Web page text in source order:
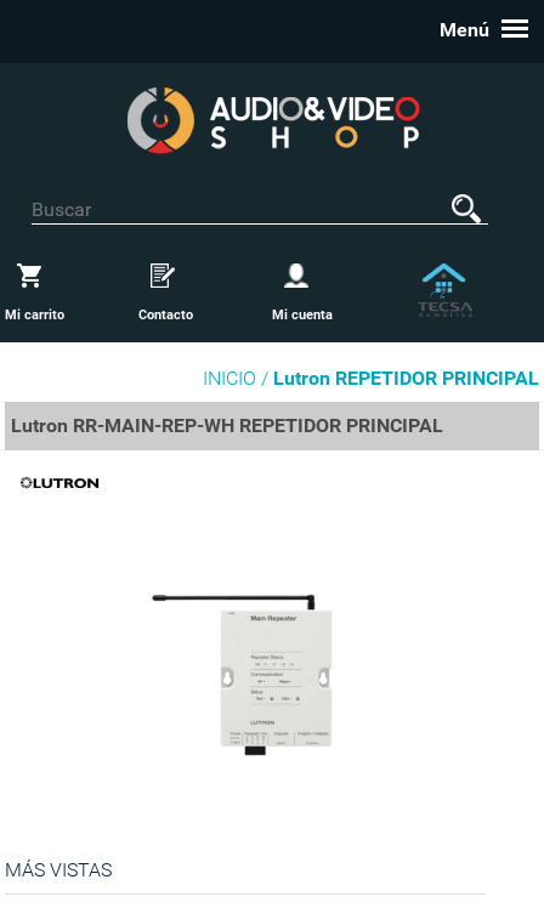
Menú
Mi carrito Contacto Mi cuenta
INICIO / Lutron REPETIDOR PRINCIPAL
Lutron RR-MAIN-REP-WH REPETIDOR PRINCIPAL
MÁS VISTAS